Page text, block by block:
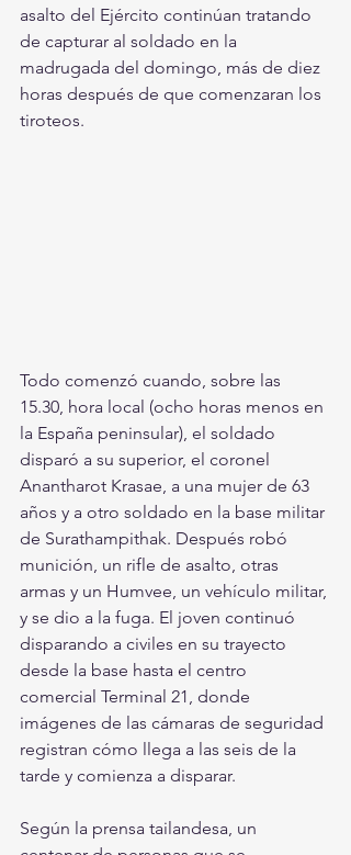
asalto del Ejército continúan tratando
de capturar al soldado en la
madrugada del domingo, más de diez
horas después de que comenzaran los
tiroteos.
Todo comenzó cuando, sobre las
15.30, hora local (ocho horas menos en
la España peninsular), el soldado
disparó a su superior, el coronel
Anantharot Krasae, a una mujer de 63
años y a otro soldado en la base militar
de Surathampithak. Después robó
munición, un rifle de asalto, otras
armas y un Humvee, un vehículo militar,
y se dio a la fuga. El joven continuó
disparando a civiles en su trayecto
desde la base hasta el centro
comercial Terminal 21, donde
imágenes de las cámaras de seguridad
registran cómo llega a las seis de la
tarde y comienza a disparar.
Según la prensa tailandesa, un